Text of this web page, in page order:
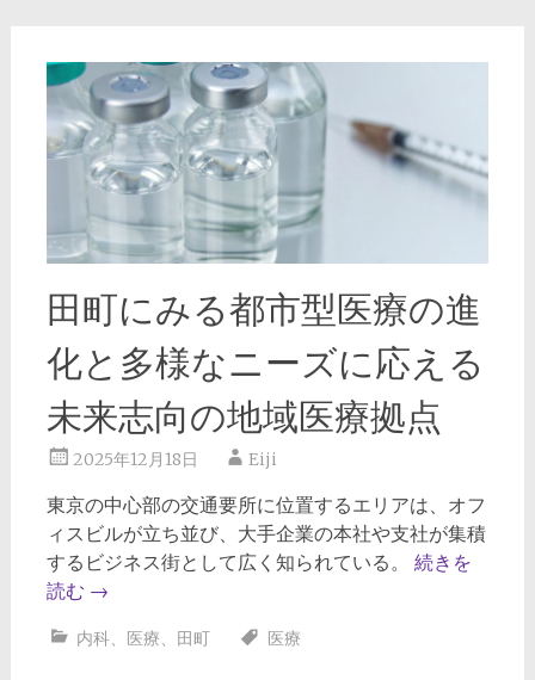
田町にみる都市型医療の進
化と多様なニーズに応える
未来志向の地域医療拠点
2025年12月18日 Eiji
東京の中心部の交通要所に位置するエリアは、オフ
ィスビルが立ち並び、大手企業の本社や支社が集積
するビジネス街として広く知られている。 続きを
読む →
内科、 医療、 田町 医療